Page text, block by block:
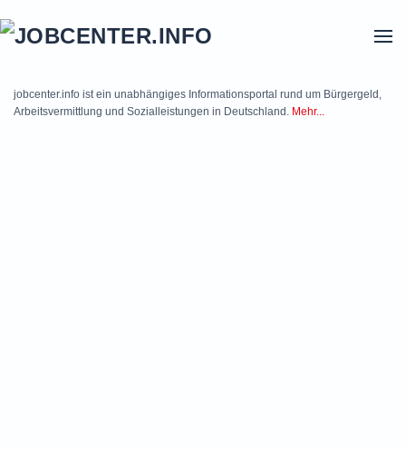
jobcenter.info ist ein unabhängiges Informationsportal rund um Bürgergeld,
Arbeitsvermittlung und Sozialleistungen in Deutschland. Mehr...